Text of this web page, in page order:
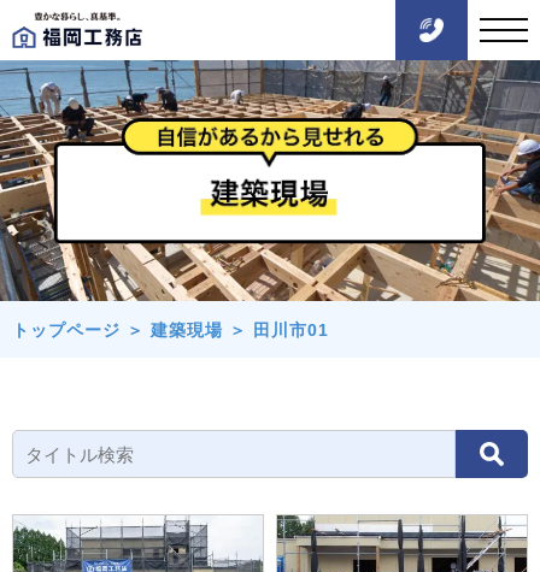
トップページ ＞ 建築現場 ＞ 田川市01